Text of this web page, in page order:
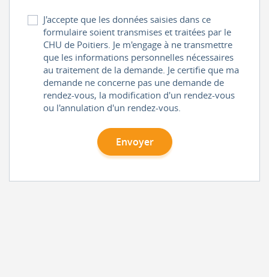
J'accepte que les données saisies dans ce
formulaire soient transmises et traitées par le
CHU de Poitiers. Je m'engage à ne transmettre
que les informations personnelles nécessaires
au traitement de la demande. Je certifie que ma
demande ne concerne pas une demande de
rendez-vous, la modification d'un rendez-vous
ou l'annulation d'un rendez-vous.